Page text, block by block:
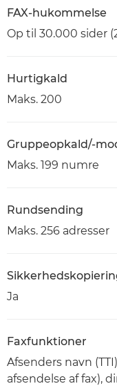
FAX-hukommelse
Op til 30.000 sider
Hurtigkald
Maks. 200
Gruppeopkald/-
Maks. 199 numre
Rundsending
Maks. 256 adresser
Ja
Faxfunktioner
Afsenders navn
afsendelse af fax),